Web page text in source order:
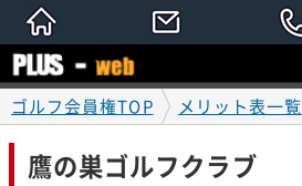
ゴルフ会員権TOP メリット表一覧
鷹の巣ゴルフクラブ